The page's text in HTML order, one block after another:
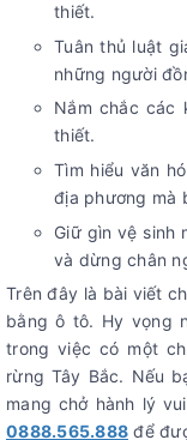
thiết.
Tuân thủ luật
những người
Nắm chắc các
thiết.
Tìm hiểu văn
địa phương mà
Giữ gìn vệ sinh
và dừng chân
Trên đây là bài viết
bằng ô tô. Hy vọng
trong việc có một
rừng Tây Bắc. Nếu
mang chở hành lý
0888.565.888 để